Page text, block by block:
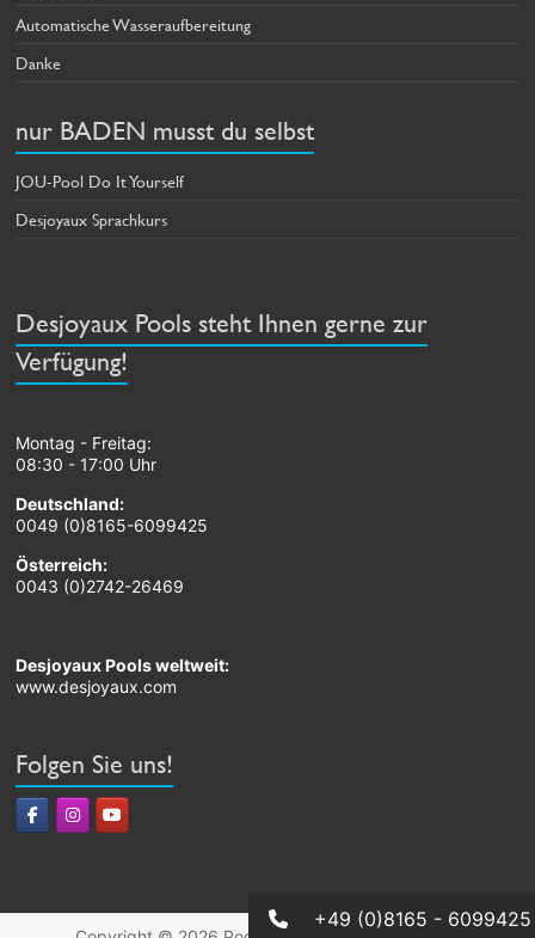
Automatische Wasseraufbereitung
Danke
nur BADEN musst du selbst
JOU-Pool Do It Yourself
Desjoyaux Sprachkurs
Desjoyaux Pools steht Ihnen gerne zur
Verfügung!
Montag - Freitag:
08:30 - 17:00 Uhr
Deutschland:
0049 (0)8165-6099425
Österreich:
0043 (0)2742-26469
Desjoyaux Pools weltweit:
www.desjoyaux.com
Folgen Sie uns!
+49 (0)8165 - 6099425